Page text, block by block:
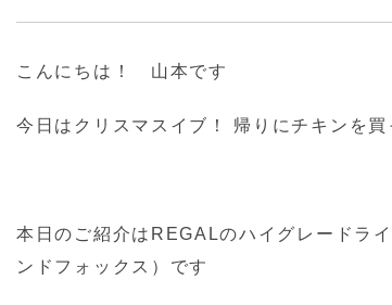
こんにちは！ 山本です
今日はクリスマスイブ！ 帰りにチキンを買
本日のご紹介はREGALのハイグレードラ
ンドフォックス）です